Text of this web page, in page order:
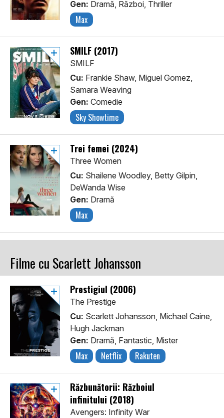
Gen: Dramă, Război, Thriller
Max
SMILF (2017)
SMILF
Cu: Frankie Shaw, Miguel Gomez,
Samara Weaving
Gen: Comedie
Sky Showtime
Trei femei (2024)
Three Women
Cu: Shailene Woodley, Betty Gilpin,
DeWanda Wise
Gen: Dramă
Max
Filme cu Scarlett Johansson
Prestigiul (2006)
The Prestige
Cu: Scarlett Johansson, Michael Caine,
Hugh Jackman
Gen: Dramă, Fantastic, Mister
Max Netflix Rakuten
Răzbunătorii: Războiul
infinitului (2018)
Avengers: Infinity War